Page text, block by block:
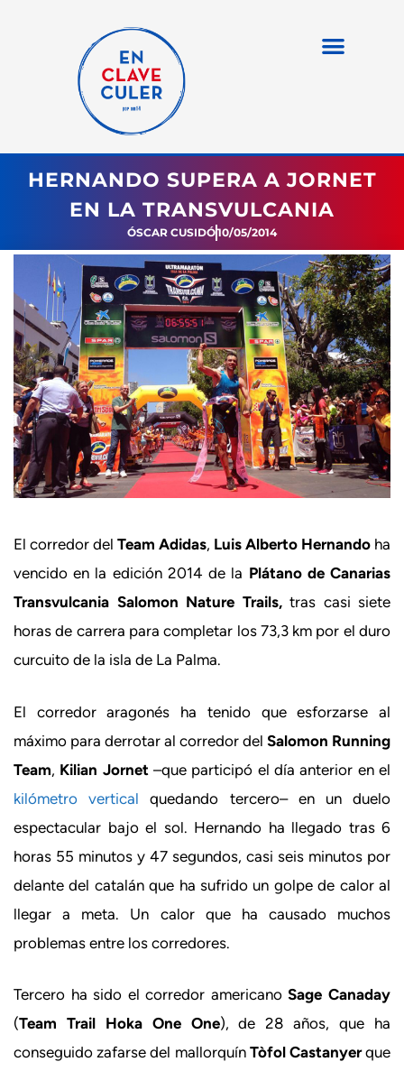
HERNANDO SUPERA A JORNET
EN LA TRANSVULCANIA
ÓSCAR CUSIDÓ10/05/2014
El corredor del Team Adidas, Luis Alberto Hernando ha
vencido en la edición 2014 de la Plátano de Canarias
Transvulcania Salomon Nature Trails,tras casi siete
horas de carrera para completar los 73,3 km por el duro
curcuito de la isla de La Palma.
El corredor aragonés ha tenido que esforzarse al
máximo para derrotar al corredor del Salomon Running
Team, Kilian Jornet –que participó el día anterior en el
kilómetro vertical quedando tercero– en un duelo
espectacular bajo el sol. Hernando ha llegado tras 6
horas 55 minutos y 47 segundos, casi seis minutos por
delante del catalán que ha sufrido un golpe de calor al
llegar a meta. Un calor que ha causado muchos
problemas entre los corredores.
Tercero ha sido el corredor americanoSage Canaday
(Team Trail Hoka One One), de 28 años, que ha
conseguido zafarse del mallorquín Tòfol Castanyerque